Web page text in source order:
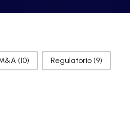
(10) Regulatório (9)